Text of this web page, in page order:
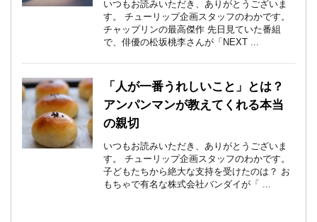
いつもお読みいただき、ありがとうございま
す。 チューリップ企画スタッフのわかです。
チャップリンの最高傑作 先日見ていた番組
で、俳優の松坂桃李さんが「NEXT ...
「人が一番うれしいこと」とは？
アンパンマンが教えてくれる本当
の親切
いつもお読みいただき、ありがとうございま
す。 チューリップ企画スタッフのわかです。
子どもたちから絶大な支持を受けたのは？ お
もちゃで有名な株式会社バンダイが「 ...